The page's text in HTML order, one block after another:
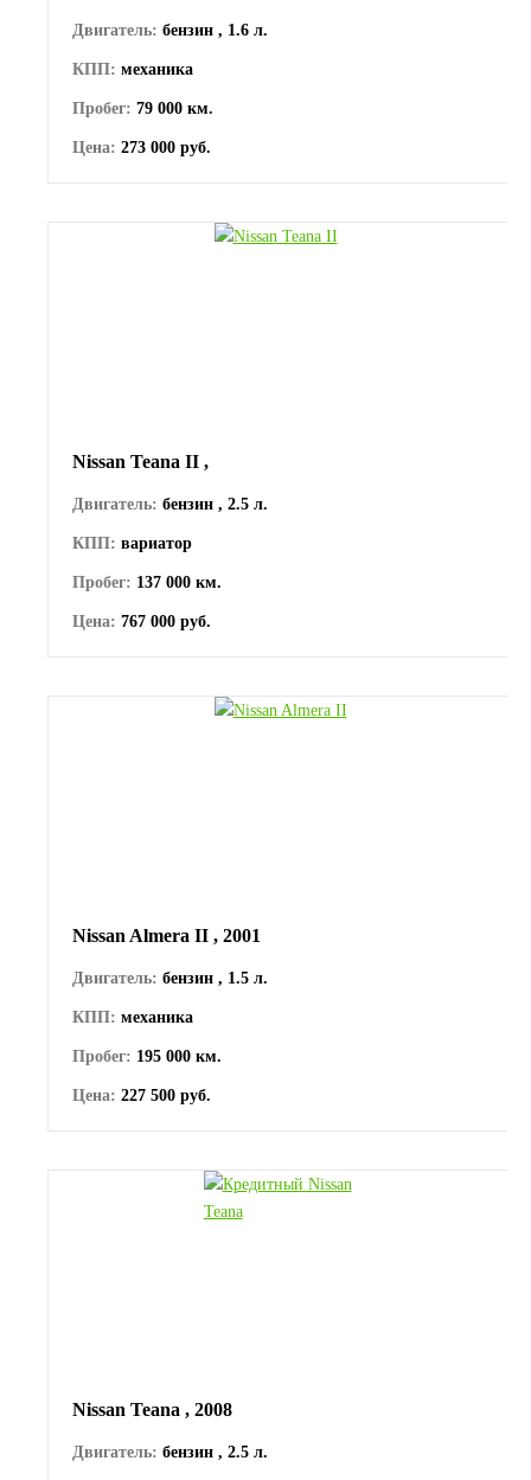
Двигатель: бензин , 1.6 л.
КПП: механика
Пробег: 79 000 км.
Цена: 273 000 руб.
Nissan Teana II ,
Двигатель: бензин , 2.5 л.
КПП: вариатор
Пробег: 137 000 км.
Цена: 767 000 руб.
Nissan Almera II , 2001
Двигатель: бензин , 1.5 л.
КПП: механика
Пробег: 195 000 км.
Цена: 227 500 руб.
Nissan Teana , 2008
Двигатель: бензин , 2.5 л.